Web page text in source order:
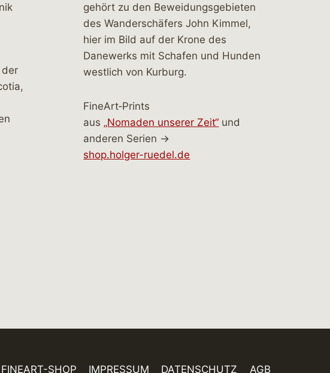
FineArt‑Prints
aus „Nomaden unserer Zeit“ und
anderen Serien →
shop.holger-ruedel.de
FINEART-SHOP IMPRESSUM DATENSCHUTZ AGB